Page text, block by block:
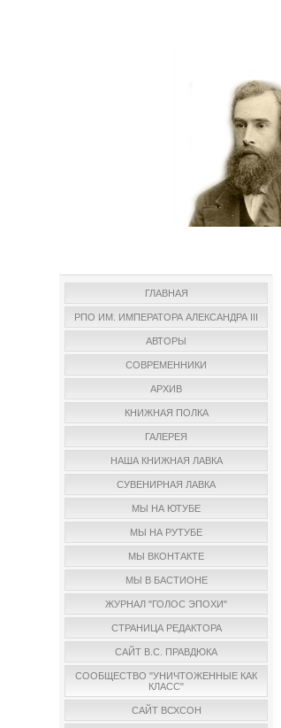
ГЛАВНАЯ
РПО ИМ. ИМПЕРАТОРА АЛЕКСАНДРА III
АВТОРЫ
СОВРЕМЕННИКИ
АРХИВ
КНИЖНАЯ ПОЛКА
ГАЛЕРЕЯ
НАША КНИЖНАЯ ЛАВКА
СУВЕНИРНАЯ ЛАВКА
МЫ НА ЮТУБЕ
МЫ НА РУТУБЕ
МЫ ВКОНТАКТЕ
МЫ В БАСТИОНЕ
ЖУРНАЛ "ГОЛОС ЭПОХИ"
СТРАНИЦА РЕДАКТОРА
САЙТ В.С. ПРАВДЮКА
СООБЩЕСТВО "УНИЧТОЖЕННЫЕ КАК
КЛАСС"
САЙТ ВСХСОН